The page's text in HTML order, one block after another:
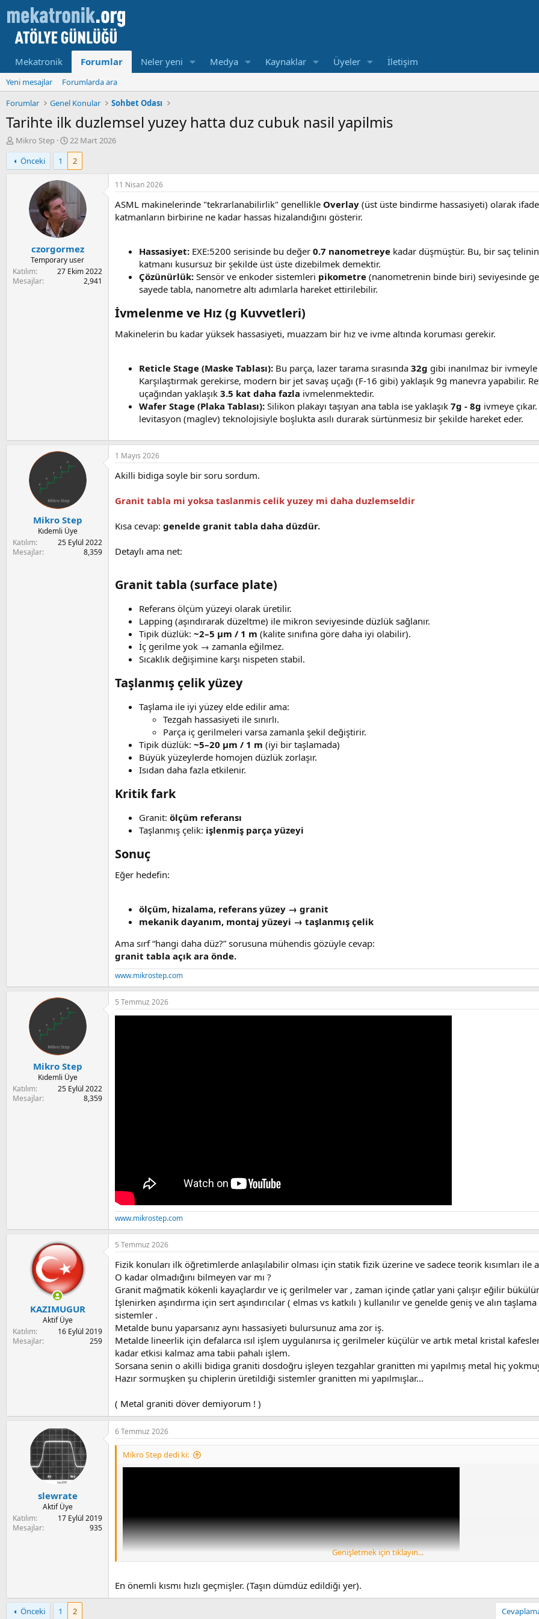
Mekatronik Forumlar Neler yeni Medya Kaynaklar Üyeler İletişim
Yeni mesajlar
Forumlarda ara
Forumlar
Genel Konular Sohbet Odası
Tarihte ilk duzlemsel yuzey hatta duz cubuk nasil yapilmis
K
o
n
u
a
n
Mikro Step
B
a
l
a
a
t
a
r
i
h
i
22 Mart 2026
Önceki
1 2
czorgormez
Temporary user
Katılım
27 Ekim 2022
Mesajlar
2,941
11 Nisan 2026
ASML makinelerinde "tekrarlanabilirlik" genellikle Overlay (üst üste bindirme hassasiyeti) olarak
katmanların birbirine ne kadar hassas hizalandığını gösterir.
Hassasiyet: EXE:5200 serisinde bu değer 0.7 nanometreye kadar düşmüştür. Bu, bir saç
katmanı kusursuz bir şekilde üst üste dizebilmek demektir.
Çözünürlük: Sensör ve enkoder sistemleri pikometre (nanometrenin binde biri) seviyesinde
sayede tabla, nanometre altı adımlarla hareket ettirilebilir.
İvmelenme ve Hız (g Kuvvetleri)​
Makinelerin bu kadar yüksek hassasiyeti, muazzam bir hız ve ivme altında koruması gerekir.
Reticle Stage (Maske Tablası): Bu parça, lazer tarama sırasında 32g gibi inanılmaz bir ivmeyle
Karşılaştırmak gerekirse, modern bir jet savaş uçağı (F-16 gibi) yaklaşık 9g manevra yapabilir.
uçağından yaklaşık 3.5 kat daha fazla ivmelenmektedir.
Wafer Stage (Plaka Tablası): Silikon plakayı taşıyan ana tabla ise yaklaşık 7g - 8g ivmeye
levitasyon (maglev) teknolojisiyle boşlukta asılı durarak sürtünmesiz bir şekilde hareket eder.
Mikro Step
Kıdemli Üye
Katılım
25 Eylül 2022
Mesajlar
8,359
1 Mayıs 2026
Akilli bidiga soyle bir soru sordum.
Granit tabla mi yoksa taslanmis celik yuzey mi daha duzlemseldir
Kısa cevap: genelde granit tabla daha düzdür.
Detaylı ama net:
Granit tabla (surface plate)​
Referans ölçüm yüzeyi olarak üretilir.
Lapping (aşındırarak düzeltme) ile mikron seviyesinde düzlük sağlanır.
Tipik düzlük: ~2–5 µm / 1 m (kalite sınıfına göre daha iyi olabilir).
İç gerilme yok → zamanla eğilmez.
Sıcaklık değişimine karşı nispeten stabil.
Taşlanmış çelik yüzey​
Taşlama ile iyi yüzey elde edilir ama:
Tezgah hassasiyeti ile sınırlı.
Parça iç gerilmeleri varsa zamanla şekil değiştirir.
Tipik düzlük: ~5–20 µm / 1 m (iyi bir taşlamada)
Büyük yüzeylerde homojen düzlük zorlaşır.
Isıdan daha fazla etkilenir.
Kritik fark​
Granit: ölçüm referansı
Taşlanmış çelik: işlenmiş parça yüzeyi
Sonuç​
Eğer hedefin:
ölçüm, hizalama, referans yüzey → granit
mekanik dayanım, montaj yüzeyi → taşlanmış çelik
Ama sırf “hangi daha düz?” sorusuna mühendis gözüyle cevap:
granit tabla açık ara önde.
www.mikrostep.com
Mikro Step
Kıdemli Üye
Katılım
25 Eylül 2022
Mesajlar
8,359
5 Temmuz 2026
www.mikrostep.com
KAZIMUGUR
Aktif Üye
Katılım
16 Eylül 2019
Mesajlar
259
5 Temmuz 2026
Fizik konuları ilk öğretimlerde anlaşılabilir olması için statik fizik üzerine ve sadece teorik kısımları ile
O kadar olmadığını bilmeyen var mı ?
Granit mağmatik kökenli kayaçlardır ve iç gerilmeler var , zaman içinde çatlar yani çalışır eğilir
İşlenirken aşındırma için sert aşındırıcılar ( elmas vs katkılı ) kullanılır ve genelde geniş ve alın
sistemler .
Metalde bunu yaparsanız aynı hassasiyeti bulursunuz ama zor iş.
Metalde lineerlik için defalarca ısıl işlem uygulanırsa iç gerilmeler küçülür ve artık metal kristal
kadar etkisi kalmaz ama tabii pahalı işlem.
Sorsana senin o akilli bidiga graniti dosdoğru işleyen tezgahlar granitten mi yapılmış metal hiç
Hazır sormuşken şu chiplerin üretildiği sistemler granitten mi yapılmışlar...
( Metal graniti döver demiyorum ! )
slewrate
Aktif Üye
Katılım
17 Eylül 2019
Mesajlar
935
6 Temmuz 2026
Mikro Step dedi ki:
Genişletmek için tıklayın...
En önemli kısmı hızlı geçmişler. (Taşın dümdüz edildiği yer).
Önceki 1 2